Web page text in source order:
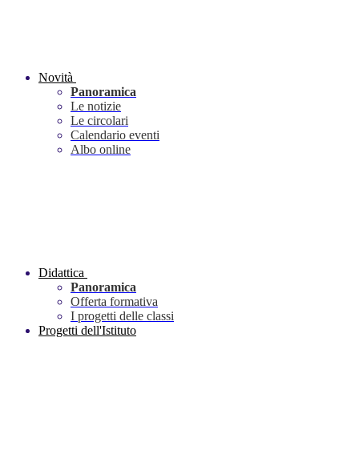
Novità
Panoramica
Le notizie
Le circolari
Calendario eventi
Albo online
Didattica
Panoramica
Offerta formativa
I progetti delle classi
Progetti dell'Istituto